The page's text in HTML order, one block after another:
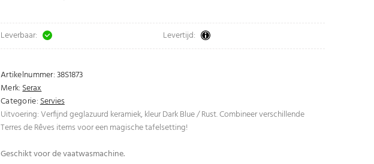
Leverbaar: Levertijd:
Artikelnummer:38S1873
Merk:Serax
Categorie:Servies
Uitvoering: Verfijnd geglazuurd keramiek, kleur Dark Blue / Rust. Combineer verschillende
Terres de Rêves items voor een magische tafelsetting!
Geschikt voor de vaatwasmachine.